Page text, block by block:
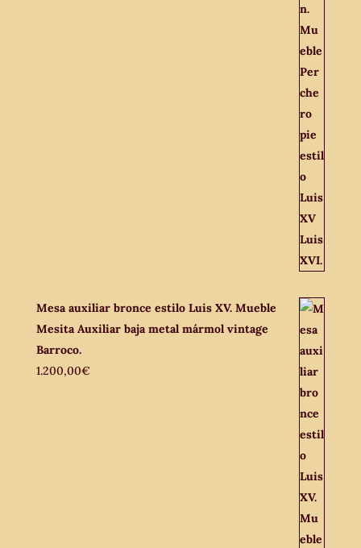
Mesa auxiliar bronce estilo Luis XV. Mueble
Mesita Auxiliar baja metal mármol vintage
Barroco.
1.200,00€